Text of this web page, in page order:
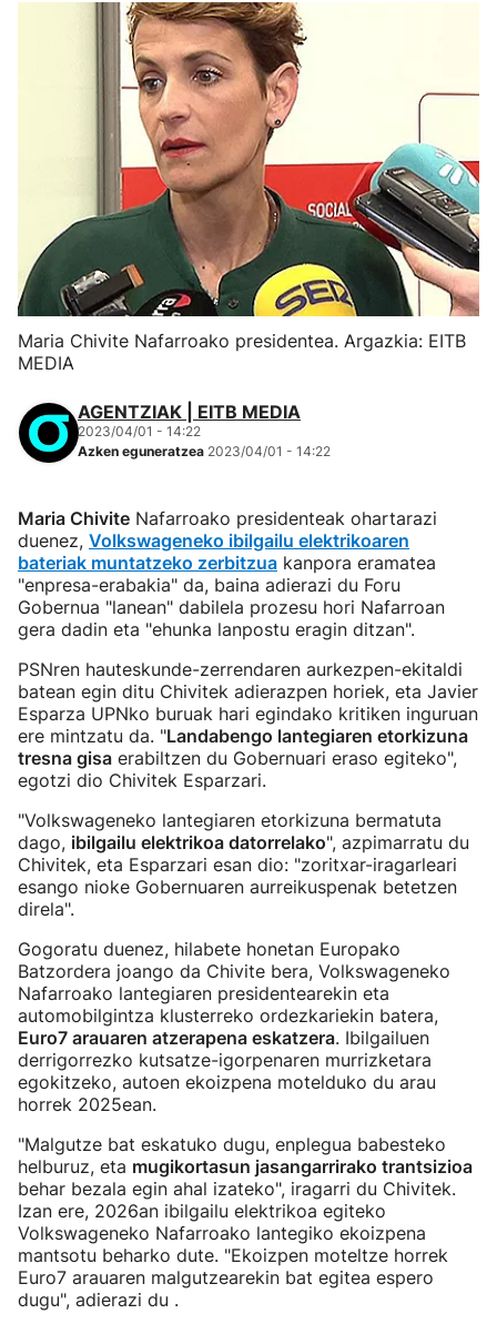
Maria Chivite Nafarroako presidentea. Argazkia: EITB
MEDIA
AGENTZIAK | EITB MEDIA
2023/04/01 - 14:22
Azken eguneratzea 2023/04/01 - 14:22
Maria Chivite Nafarroako presidenteak ohartarazi
duenez, Volkswageneko ibilgailu elektrikoaren
bateriak muntatzeko zerbitzua kanpora eramatea
"enpresa-erabakia" da, baina adierazi du Foru
Gobernua "lanean" dabilela prozesu hori Nafarroan
gera dadin eta "ehunka lanpostu eragin ditzan".
PSNren hauteskunde-zerrendaren aurkezpen-ekitaldi
batean egin ditu Chivitek adierazpen horiek, eta Javier
Esparza UPNko buruak hari egindako kritiken inguruan
ere mintzatu da. "Landabengo lantegiaren etorkizuna
tresna gisa erabiltzen du Gobernuari eraso egiteko",
egotzi dio Chivitek Esparzari.
"Volkswageneko lantegiaren etorkizuna bermatuta
dago, ibilgailu elektrikoa datorrelako", azpimarratu du
Chivitek, eta Esparzari esan dio: "zoritxar-iragarleari
esango nioke Gobernuaren aurreikuspenak betetzen
direla".
Gogoratu duenez, hilabete honetan Europako
Batzordera joango da Chivite bera, Volkswageneko
Nafarroako lantegiaren presidentearekin eta
automobilgintza klusterreko ordezkariekin batera,
Euro7 arauaren atzerapena eskatzera. Ibilgailuen
derrigorrezko kutsatze-igorpenaren murrizketara
egokitzeko, autoen ekoizpena motelduko du arau
horrek 2025ean.
"Malgutze bat eskatuko dugu, enplegua babesteko
helburuz, eta mugikortasun jasangarrirako trantsizioa
behar bezala egin ahal izateko", iragarri du Chivitek.
Izan ere, 2026an ibilgailu elektrikoa egiteko
Volkswageneko Nafarroako lantegiko ekoizpena
mantsotu beharko dute. "Ekoizpen moteltze horrek
Euro7 arauaren malgutzearekin bat egitea espero
dugu", adierazi du .